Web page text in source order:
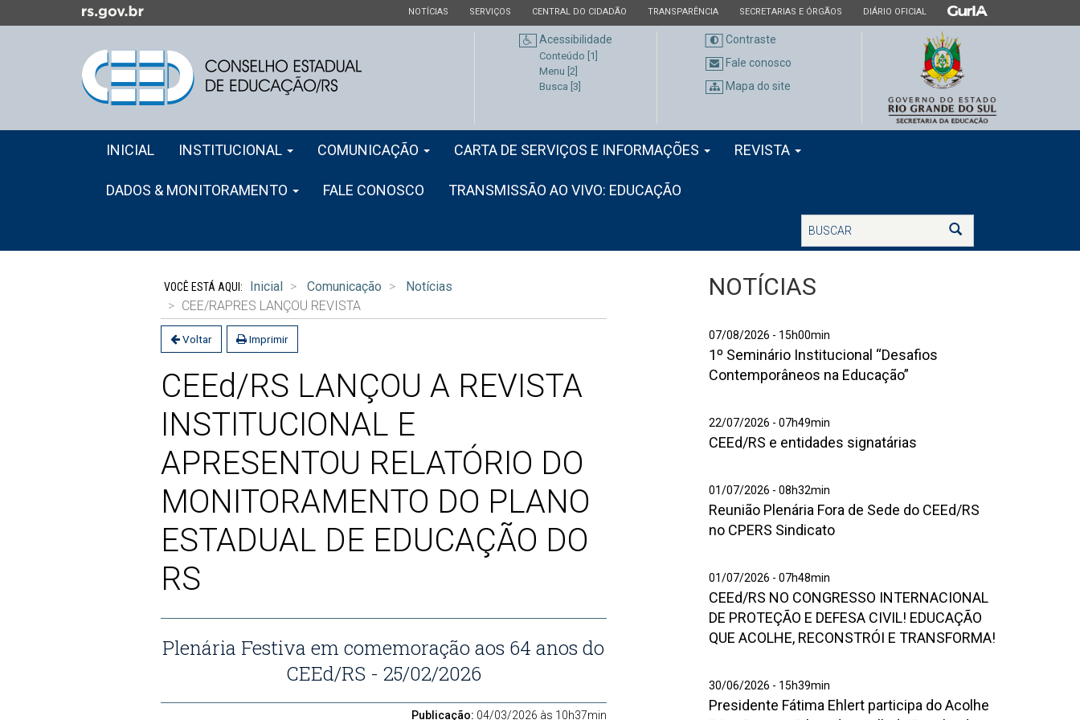
para
ESTADO
NOTÍCIAS ESTADO
SERVIÇOS ESTADO
CENTRAL DO CIDADÃO ESTADO
TRANSPARÊNCIA ESTADO
SECRETARIAS E ÓRGÃOS ESTADO
DIÁRIO OFICIAL ESTADO
Acessibilidade
Conteúdo [1]
Menu [2]
Busca [3]
Contraste
Fale conosco
Mapa do site
INICIAL INSTITUCIONAL COMUNICAÇÃO CARTA DE SERVIÇOS E INFORMAÇÕES REVISTA
DADOS & MONITORAMENTO FALE CONOSCO TRANSMISSÃO AO VIVO: EDUCAÇÃO
Buscar
Buscar
Inicial Comunicação
Notícias
CEE/RAPRES LANÇOU REVISTA
Voltar Imprimir
CEEd/RS LANÇOU A REVISTA
INSTITUCIONAL E
APRESENTOU RELATÓRIO DO
MONITORAMENTO DO PLANO
ESTADUAL DE EDUCAÇÃO DO
RS
Plenária Festiva em comemoração aos 64 anos do
CEEd/RS - 25/02/2026
Publicação: 04/03/2026 às 10h37min
NOTÍCIAS
1º
Seminário
Institucional
Educação”
07/08/2026 - 15h00min
1º Seminário Institucional “Desafios
Contemporâneos na Educação”
WhatsApp
Image
at
16
53
22/07/2026 - 07h49min
CEEd/RS e entidades signatárias
Reunião
Plenária
Fora
do
CEEd/RS
no
CPERS
01/07/2026 - 08h32min
Reunião Plenária Fora de Sede do CEEd/RS
no CPERS Sindicato
CEEd/RS
NO
CONGRESSO
INTERNACIONAL
E
DEFESA
01/07/2026 - 07h48min
CEEd/RS NO CONGRESSO INTERNACIONAL
DE PROTEÇÃO E DEFESA CIVIL! EDUCAÇÃO
QUE ACOLHE, RECONSTRÓI E TRANSFORMA!
Captura
de
30/06/2026 - 15h39min
Presidente Fátima Ehlert participa do Acolhe